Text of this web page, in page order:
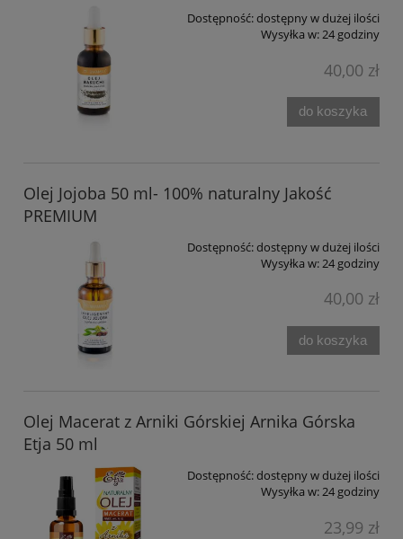
Dostępność:dostępny w dużej ilości
Wysyłka w:24 godziny
40,00 zł
do koszyka
Olej Jojoba 50 ml- 100% naturalny Jakość
PREMIUM
Dostępność:dostępny w dużej ilości
Wysyłka w: 24 godziny
40,00 zł
do koszyka
Olej Macerat z Arniki Górskiej Arnika Górska
Etja 50 ml
Dostępność:dostępny w dużej ilości
Wysyłka w:24 godziny
23,99 zł